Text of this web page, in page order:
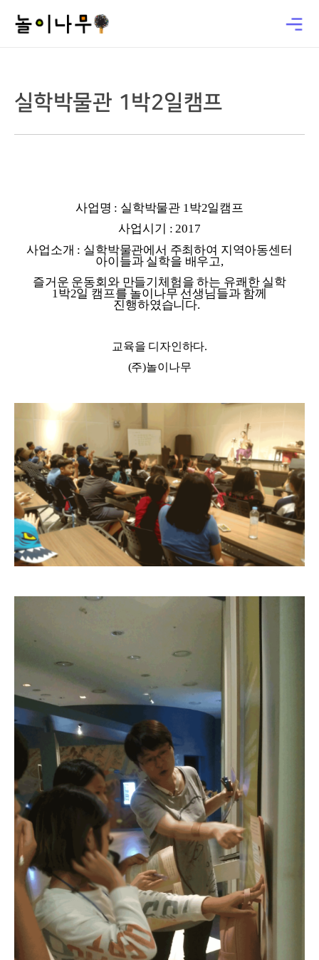
실학박물관 1박2일캠프
사업명 : 실학박물관 1박2일캠프
사업시기 : 2017
사업소개 : 실학박물관에서 주최하여 지역아동센터
아이들과 실학을 배우고,
즐거운 운동회와 만들기체험을 하는 유쾌한 실학
1박2일 캠프를 놀이나무 선생님들과 함께
진행하였습니다.
교육을 디자인하다.
(주)놀이나무